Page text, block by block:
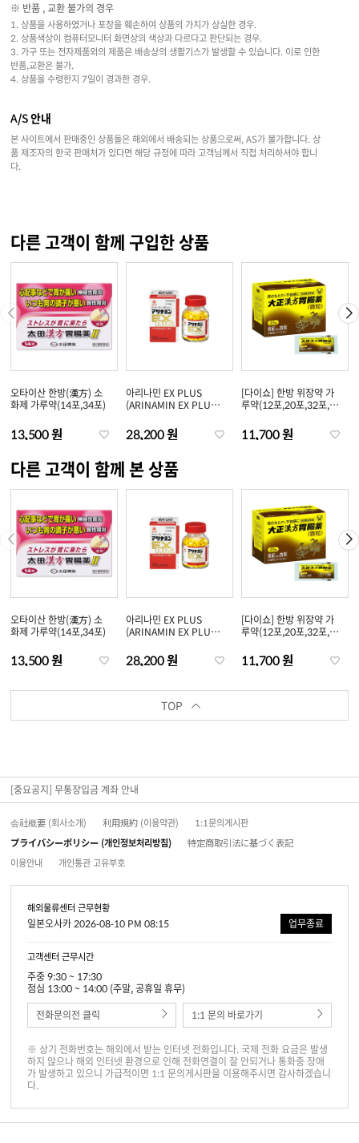
※ 반품 , 교환 불가의 경우
1. 상품을 사용하였거나 포장을 훼손하여 상품의 가치가 상실한 경우.
2. 상품색상이 컴퓨터모니터 화면상의 색상과 다르다고 판단되는 경우.
3. 가구 또는 전자제품외의 제품은 배송상의 생활기스가 발생할 수 있습니다. 이로 인한
반품,교환은 불가.
4. 상품을 수령한지 7일이 경과한 경우.
A/S 안내
본 사이트에서 판매중인 상품들은 해외에서 배송되는 상품으로써, AS가 불가합니다. 상
품 제조자의 한국 판매처가 있다면 해당 규정에 따라 고객님께서 직접 처리하셔야 합니
다.
다른 고객이 함께 구입한 상품
오타이산 한방(漢方) 소
화제 가루약(14포,34포)
13,500 원
아리나민 EX PLUS
(ARINAMIN EX PLUS)
정/270정)
28,200 원
[다이쇼] 한방 위장약 가
루약(12포,20포,32포,48
11,700 원
다른 고객이 함께 본 상품
오타이산 한방(漢方) 소
화제 가루약(14포,34포)
13,500 원
아리나민 EX PLUS
(ARINAMIN EX PLUS)
정/270정)
28,200 원
[다이쇼] 한방 위장약 가
루약(12포,20포,32포,48
11,700 원
TOP
[중요공지] 무통장입금 계좌 안내
会社概要 (회사소개) 利用規約 (이용약관)
1:1문의게시판
プライバシーポリシー (개인정보처리방침)
特定商取引法に基づく表記
이용안내
개인통관 고유부호
해외물류센터 근무현황
일본오사카 2026-08-10 PM 08:15 업무종료
고객센터 근무시간
주중 9:30 ~ 17:30
점심 13:00 ~ 14:00 (주말, 공휴일 휴무)
전화문의전 클릭
1:1 문의 바로가기
※ 상기 전화번호는 해외에서 받는 인터넷 전화입니다. 국제 전화 요금은 발생
하지 않으나 해외 인터넷 환경으로 인해 전화연결이 잘 안되거나 통화중 장애
가 발생하고 있으니 가급적이면 1:1 문의게시판을 이용해주시면 감사하겠습니
다.